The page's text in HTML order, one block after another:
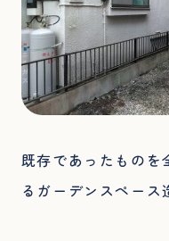
既存であったものを
るガーデンスペース